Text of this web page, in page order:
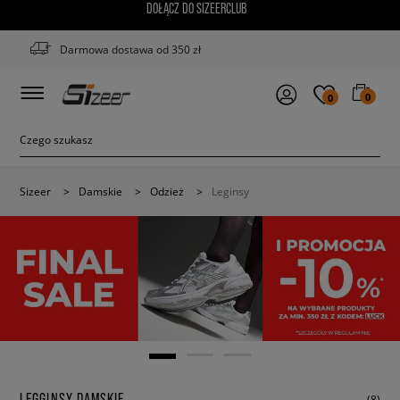
DOŁĄCZ DO SIZEERCLUB
Darmowa dostawa od 350 zł
0 0
Sizeer > Damskie > Odzież > Leginsy